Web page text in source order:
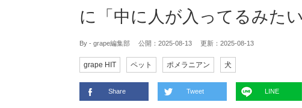
に「中に人が入ってるみたい
By - grape編集部 公開： 2025-08-13 更新： 2025-08-13
grape HIT ペット ポメラニアン 犬
Share Tweet LINE